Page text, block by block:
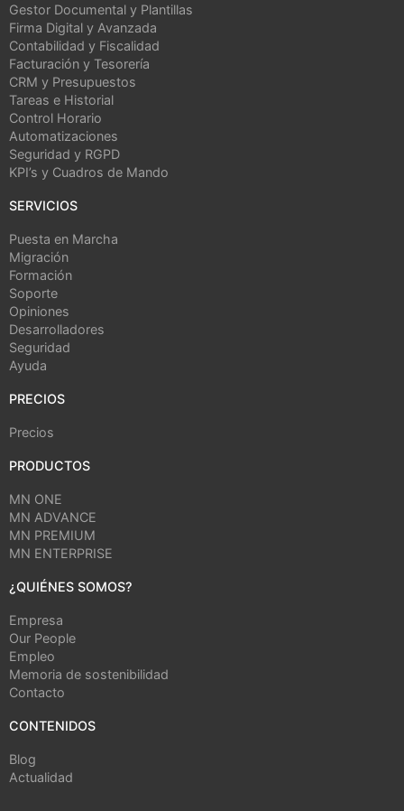
Gestor Documental y Plantillas
Firma Digital y Avanzada
Contabilidad y Fiscalidad
Facturación y Tesorería
CRM y Presupuestos
Tareas e Historial
Control Horario
Automatizaciones
Seguridad y RGPD
KPI’s y Cuadros de Mando
SERVICIOS
Puesta en Marcha
Migración
Formación
Soporte
Opiniones
Desarrolladores
Seguridad
Ayuda
PRECIOS
Precios
PRODUCTOS
MN ONE
MN ADVANCE
MN PREMIUM
MN ENTERPRISE
¿QUIÉNES SOMOS?
Empresa
Our People
Empleo
Memoria de sostenibilidad
Contacto
CONTENIDOS
Blog
Actualidad